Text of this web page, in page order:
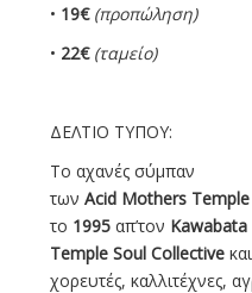
• 19€ (προπώληση)
• 22€ (ταμείο)
ΔΕΛΤΙΟ ΤΥΠΟΥ:
Το αχανές σύμπαν
τωνAcid Mothers Temple
το 1995 απ’τον Kawabata
Temple Soul Collective
χορευτές, καλλιτέχνες,